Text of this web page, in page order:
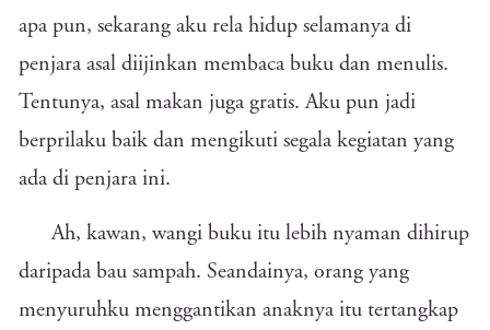
apa pun, sekarang aku rela hidup selamanya di
penjara asal diijinkan membaca buku dan menulis.
Tentunya, asal makan juga gratis. Aku pun jadi
berprilaku baik dan mengikuti segala kegiatan yang
ada di penjara ini.
Ah, kawan, wangi buku itu lebih nyaman dihirup
daripada bau sampah. Seandainya, orang yang
menyuruhku menggantikan anaknya itu tertangkap